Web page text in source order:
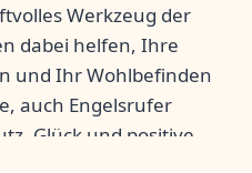
Werkzeug der
dabei helfen, Ihre
und Ihr Wohlbefinden
auch Engelsrufer
Glück und positive